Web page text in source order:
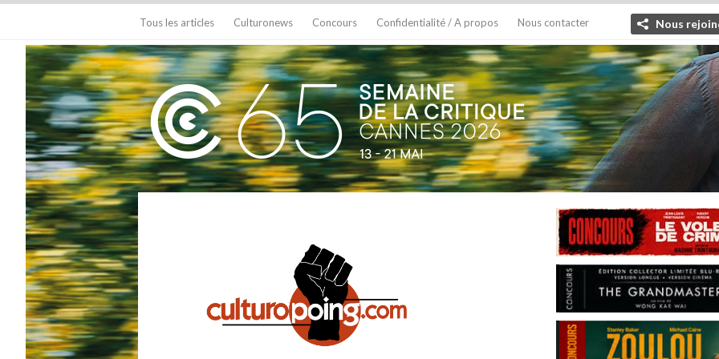
Tous les articles Culturonews Concours Confidentialité / A propos Nous contacter Nous